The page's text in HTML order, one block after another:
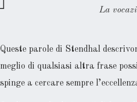
La
Queste parole di Stendhal
meglio di qualsiasi altra frase
spinge a cercare sempre